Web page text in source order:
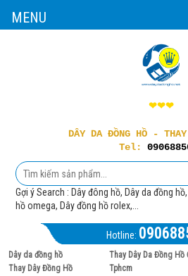
❤❤❤
DÂY DA ĐỒNG HỒ -
Tel:
Gợi ý Search : Dây đông hồ, Dây da đồng
hồ omega, Dây đồng hồ rolex,...
Hotline:
Dây da đồng hồ
Thay Dây Đồng Hồ
Thay Dây Da Đồng Hồ
Tphcm
MENU